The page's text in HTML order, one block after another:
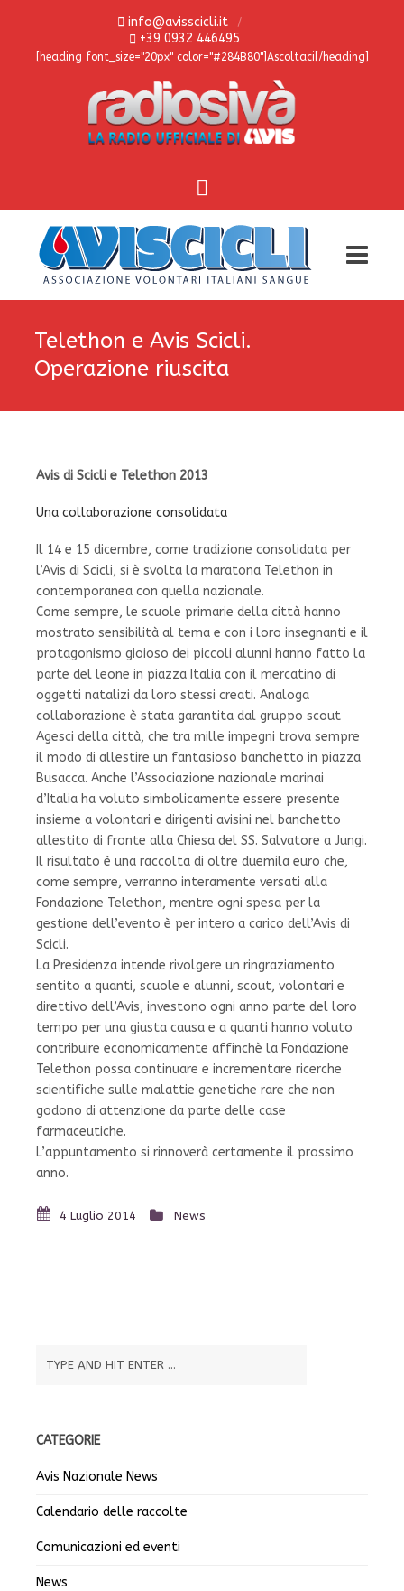
info@avisscicli.it
+39 0932 446495
[heading font_size="20px" color="#284B80"]Ascoltaci[/heading]
Telethon e Avis Scicli.
Operazione riuscita
Avis di Scicli e Telethon 2013
Una collaborazione consolidata
Il 14 e 15 dicembre, come tradizione consolidata per
l’Avis di Scicli, si è svolta la maratona Telethon in
contemporanea con quella nazionale.
Come sempre, le scuole primarie della città hanno
mostrato sensibilità al tema e con i loro insegnanti e il
protagonismo gioioso dei piccoli alunni hanno fatto la
parte del leone in piazza Italia con il mercatino di
oggetti natalizi da loro stessi creati. Analoga
collaborazione è stata garantita dal gruppo scout
Agesci della città, che tra mille impegni trova sempre
il modo di allestire un fantasioso banchetto in piazza
Busacca. Anche l’Associazione nazionale marinai
d’Italia ha voluto simbolicamente essere presente
insieme a volontari e dirigenti avisini nel banchetto
allestito di fronte alla Chiesa del SS. Salvatore a Jungi.
Il risultato è una raccolta di oltre duemila euro che,
come sempre, verranno interamente versati alla
Fondazione Telethon, mentre ogni spesa per la
gestione dell’evento è per intero a carico dell’Avis di
Scicli.
La Presidenza intende rivolgere un ringraziamento
sentito a quanti, scuole e alunni, scout, volontari e
direttivo dell’Avis, investono ogni anno parte del loro
tempo per una giusta causa e a quanti hanno voluto
contribuire economicamente affinchè la Fondazione
Telethon possa continuare e incrementare ricerche
scientifiche sulle malattie genetiche rare che non
godono di attenzione da parte delle case
farmaceutiche.
L’appuntamento si rinnoverà certamente il prossimo
anno.
4 Luglio 2014 News
CATEGORIE
Avis Nazionale News
Calendario delle raccolte
Comunicazioni ed eventi
News